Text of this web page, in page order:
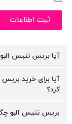
ثبت اطلاعات
آیا بریس تنیس البو
آیا برای خرید
کرد؟
بریس تنیس البو